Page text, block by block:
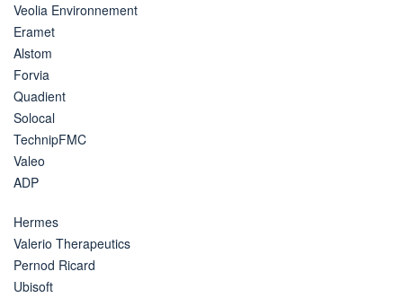
Veolia Environnement
Eramet
Alstom
Forvia
Quadient
Solocal
TechnipFMC
Valeo
ADP
Hermes
Valerio Therapeutics
Pernod Ricard
Ubisoft